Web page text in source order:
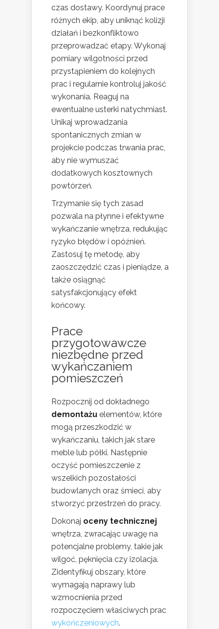
czas dostawy. Koordynuj prace
różnych ekip, aby uniknąć kolizji
działań i bezkonfliktowo
przeprowadzać etapy. Wykonaj
pomiary wilgotności przed
przystąpieniem do kolejnych
prac i regularnie kontroluj jakość
wykonania. Reaguj na
ewentualne usterki natychmiast.
Unikaj wprowadzania
spontanicznych zmian w
projekcie podczas trwania prac,
aby nie wymuszać
dodatkowych kosztownych
powtórzeń.
Trzymanie się tych zasad
pozwala na płynne i efektywne
wykańczanie wnętrza, redukując
ryzyko błędów i opóźnień.
Zastosuj tę metodę, aby
zaoszczędzić czas i pieniądze, a
także osiągnąć
satysfakcjonujący efekt
końcowy.
Prace
przygotowawcze
niezbędne przed
wykańczaniem
pomieszczeń
Rozpocznij od dokładnego
demontażu elementów, które
mogą przeszkodzić w
wykańczaniu, takich jak stare
meble lub półki. Następnie
oczyść pomieszczenie z
wszelkich pozostałości
budowlanych oraz śmieci, aby
stworzyć przestrzeń do pracy.
Dokonaj oceny technicznej
wnętrza, zwracając uwagę na
potencjalne problemy, takie jak
wilgoć, pęknięcia czy izolacja.
Zidentyfikuj obszary, które
wymagają naprawy lub
wzmocnienia przed
rozpoczęciem właściwych prac
wykończeniowych.